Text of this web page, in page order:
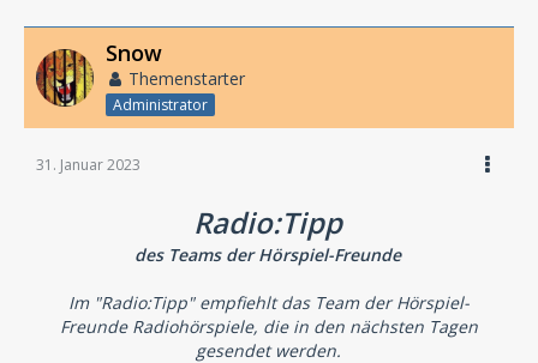
Snow
Themenstarter
Administrator
31. Januar 2023
Radio:Tipp
des Teams der Hörspiel-Freunde
Im "Radio:Tipp" empfiehlt das Team der Hörspiel-
Freunde Radiohörspiele, die in den nächsten Tagen
gesendet werden.